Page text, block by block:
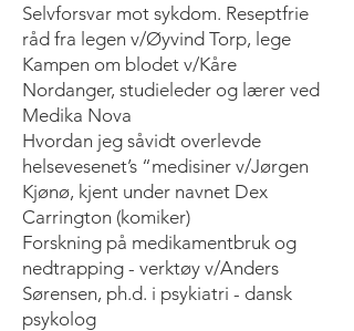
Selvforsvar mot sykdom. Reseptfrie
råd fra legen v/Øyvind Torp, lege
Kampen om blodet v/Kåre
Nordanger, studieleder og lærer ved
Medika Nova
Hvordan jeg såvidt overlevde
helsevesenet’s “medisiner v/Jørgen
Kjønø, kjent under navnet Dex
Carrington (komiker)
Forskning på medikamentbruk og
nedtrapping - verktøy v/Anders
Sørensen, ph.d. i psykiatri - dansk
psykolog